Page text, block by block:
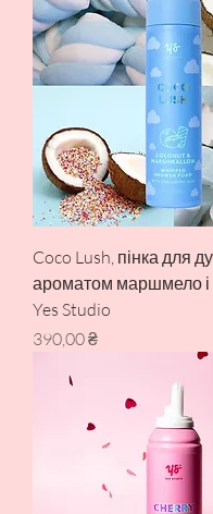
Coco Lush, пінка для
ароматом маршмело і
Yes Studio
Ціна
390,00 ₴